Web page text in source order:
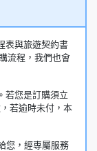
表與旅遊契約書
流程，我們也會
若您是訂購須立
若逾時未付，本
您，經專屬服務